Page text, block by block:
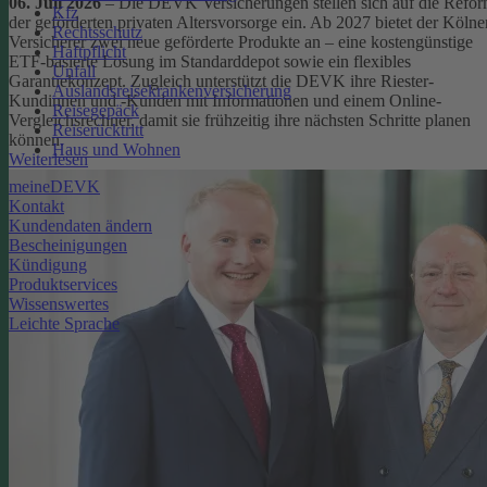
Kfz
Rechtsschutz
Haftpflicht
Unfall
Auslandsreisekrankenversicherung
Reisegepäck
Reiserücktritt
Haus und Wohnen
meineDEVK
Kontakt
Kundendaten ändern
Bescheinigungen
Kündigung
Produktservices
Wissenswertes
Leichte Sprache
der geförderten privaten Altersvorsorge ein. Ab 2027 bietet der
Versicherer zwei neue geförderte Produkte an – eine kostengünstige
ETF-basierte Lösung im Standarddepot sowie ein flexibles
Garantiekonzept. Zugleich unterstützt die DEVK ihre Riester-
Kundinnen und -Kunden mit Informationen und einem Online-
Vergleichsrechner, damit sie frühzeitig ihre nächsten Schritte planen
können.
Weiterlesen